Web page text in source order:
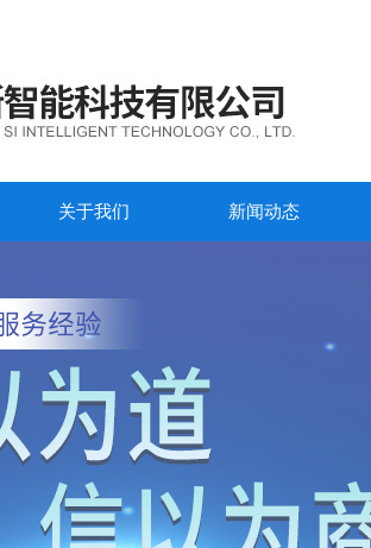
关于我们 新闻动态